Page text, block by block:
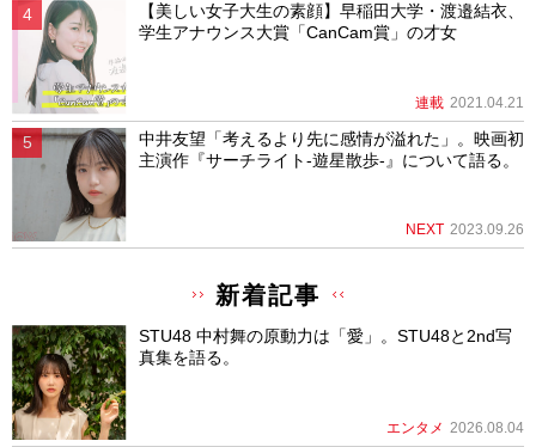
【美しい女子大生の素顔】早稲田大学・渡邉結衣、
学生アナウンス大賞「CanCam賞」の才女
連載 2021.04.21
中井友望「考えるより先に感情が溢れた」。映画初
主演作『サーチライト-遊星散歩-』について語る。
NEXT 2023.09.26
新着記事
STU48 中村舞の原動力は「愛」。STU48と2nd写
真集を語る。
エンタメ 2026.08.04